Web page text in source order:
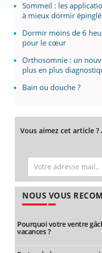
Sommeil : les
à mieux dormir
Dormir moins de 6
pour le cœur
Orthosomnie : un
plus en plus
Bain ou douche ?
Vous aimez cet article
NOUS VOUS
Pourquoi votre ventre
vacances ?